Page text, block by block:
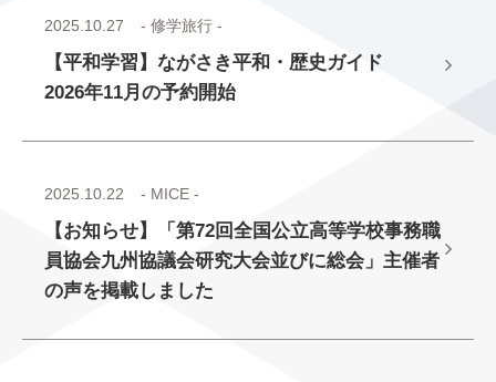
2025.10.27 - 修学旅行 -
【平和学習】ながさき平和・歴史ガイド
2026年11月の予約開始
2025.10.22 - MICE -
【お知らせ】「第72回全国公立高等学校事務職
員協会九州協議会研究大会並びに総会」主催者
の声を掲載しました